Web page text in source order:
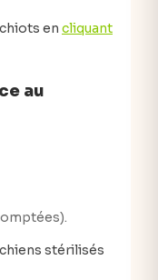
en cliquant
au
stérilisés